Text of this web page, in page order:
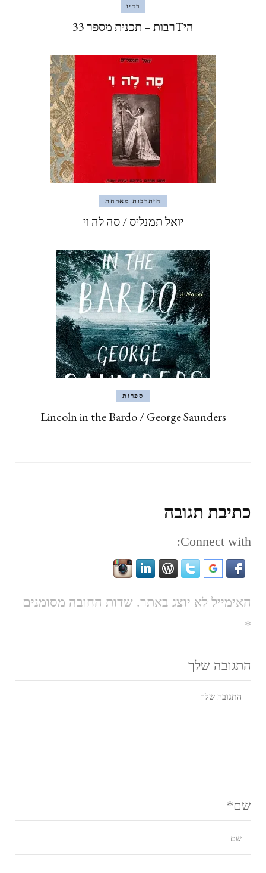
רדיו
היTרבות – תכנית מספר 33
היתרבות מארחת
יואל תמנליס / סה לה וי
ספרות
Lincoln in the Bardo / George Saunders
כתיבת תגובה
Connect with:
האימייל לא יוצג באתר. שדות החובה מסומנים
*
התגובה שלך
שם*